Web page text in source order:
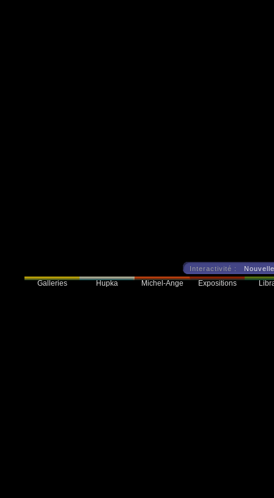
Interactivité :
Galleries Hupka Michel-Ange Expositions